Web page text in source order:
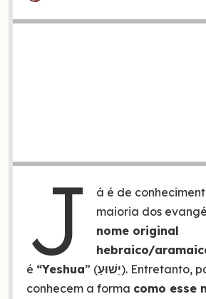
J
á é de
maioria dos
nome original
hebraico/
é “Yeshua” (יֵשׁוּעַ). Entretanto,
conhecem a forma como esse